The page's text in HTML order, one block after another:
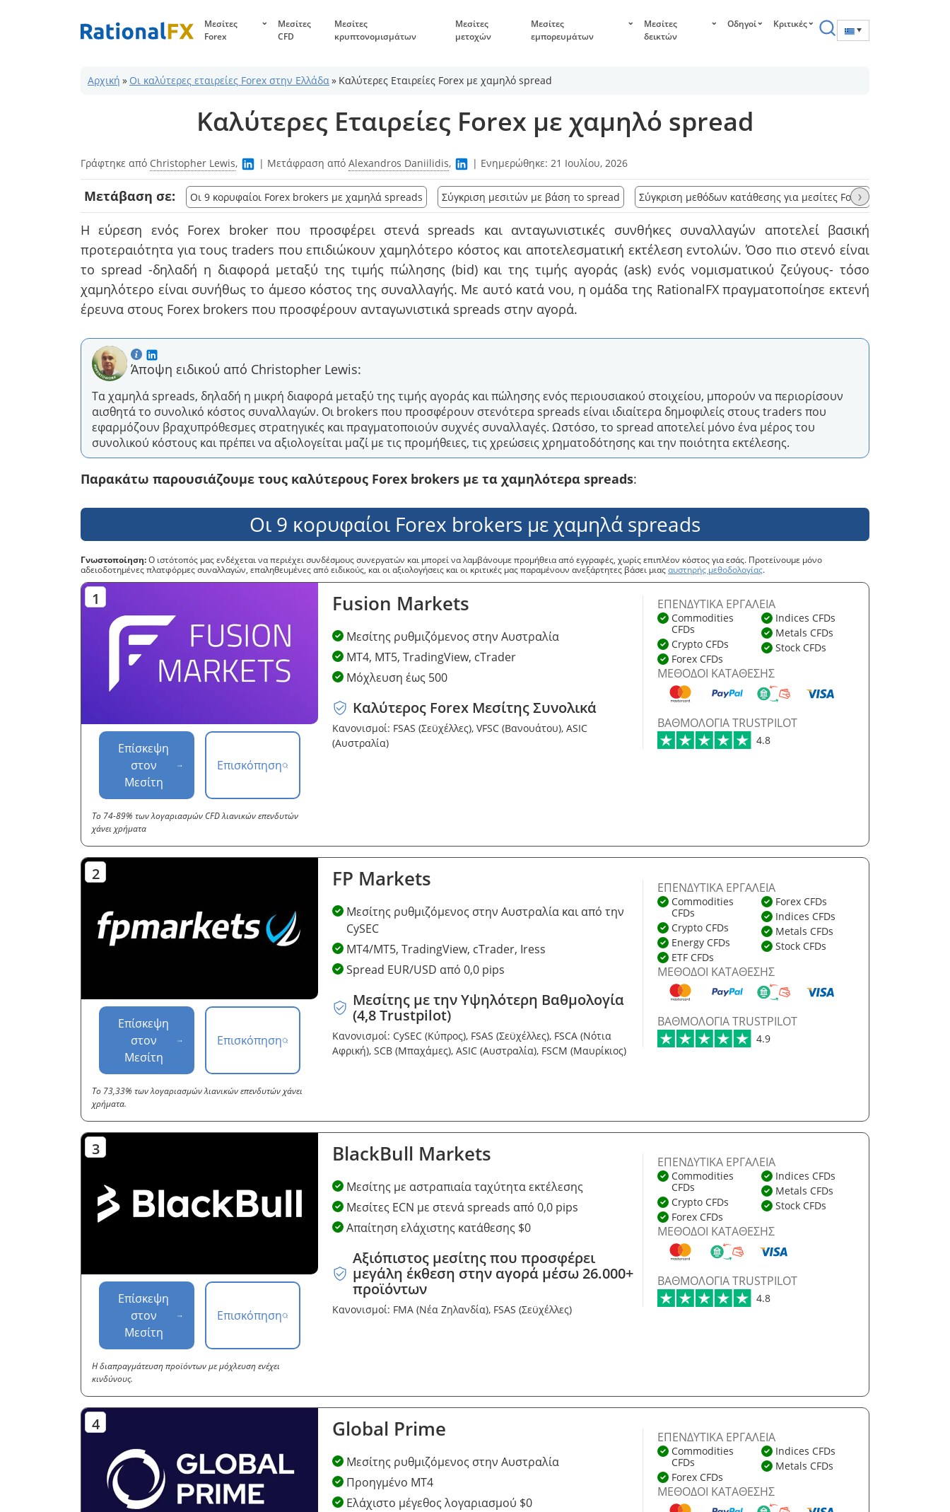
Μεσίτες
Forex
Μεσίτες
CFD
Μεσίτες
κρυπτονομισμάτων
Μεσίτες
μετοχών
Μεσίτες
εμπορευμάτων
Μεσίτες
δεικτών
Οδηγοί Κριτικές
Αρχική » Οι καλύτερες εταιρείες Forex στην Ελλάδα» Καλύτερες Εταιρείες Forex με χαμηλό spread
Καλύτερες Εταιρείες Forex με χαμηλό spread
Γράφτηκε από Christopher Lewis, | Μετάφραση από Alexandros Daniilidis, | Ενημερώθηκε: 21 Ιουλίου, 2026
Μετάβαση σε: Οι 9 κορυφαίοι Forex brokers με χαμηλά spreads Σύγκριση μεσιτών με βάση το spread Σύγκριση μεθόδων κατάθεσης για μεσίτες Forex
›
Η εύρεση ενός Forex broker που προσφέρει στενά spreads και ανταγωνιστικές συνθήκες συναλλαγών αποτελεί βασική
προτεραιότητα για τους traders που επιδιώκουν χαμηλότερο κόστος και αποτελεσματική εκτέλεση εντολών. Όσο πιο στενό είναι
το spread -δηλαδή η διαφορά μεταξύ της τιμής πώλησης (bid) και της τιμής αγοράς (ask) ενός νομισματικού ζεύγους- τόσο
χαμηλότερο είναι συνήθως το άμεσο κόστος της συναλλαγής. Με αυτό κατά νου, η ομάδα της RationalFX πραγματοποίησε εκτενή
έρευνα στους Forex brokers που προσφέρουν ανταγωνιστικά spreads στην αγορά.
Άποψη ειδικού από Christopher Lewis:
Τα χαμηλά spreads, δηλαδή η μικρή διαφορά μεταξύ της τιμής αγοράς και πώλησης ενός περιουσιακού στοιχείου, μπορούν να περιορίσουν
αισθητά το συνολικό κόστος συναλλαγών. Οι brokers που προσφέρουν στενότερα spreads είναι ιδιαίτερα δημοφιλείς στους traders που
εφαρμόζουν βραχυπρόθεσμες στρατηγικές και πραγματοποιούν συχνές συναλλαγές. Ωστόσο, το spread αποτελεί μόνο ένα μέρος του
συνολικού κόστους και πρέπει να αξιολογείται μαζί με τις προμήθειες, τις χρεώσεις χρηματοδότησης και την ποιότητα εκτέλεσης.
Παρακάτω παρουσιάζουμε τους καλύτερους Forex brokers με τα χαμηλότερα spreads:
Οι 9 κορυφαίοι Forex brokers με χαμηλά spreads
Γνωστοποίηση:Ο ιστότοπός μας ενδέχεται να περιέχει συνδέσμους συνεργατών και μπορεί να λαμβάνουμε προμήθεια από εγγραφές, χωρίς επιπλέον κόστος για εσάς. Προτείνουμε μόνο
αδειοδοτημένες πλατφόρμες συναλλαγών, επαληθευμένες από ειδικούς, και οι αξιολογήσεις και οι κριτικές μας παραμένουν ανεξάρτητες βάσει μιαςαυστηρής μεθοδολογίας.
Επίσκεψη
στον
Μεσίτη
Επισκόπηση
Το 74-89% των λογαριασμών CFD λιανικών επενδυτών
χάνει χρήματα
Fusion Markets
Μεσίτης ρυθμιζόμενος στην Αυστραλία
MT4, MT5, TradingView, cTrader
Μόχλευση έως 500
Καλύτερος Forex Μεσίτης Συνολικά
Κανονισμοί: FSAS (Σεϋχέλλες), VFSC (Βανουάτου), ASIC
(Αυστραλία)
ΕΠΕΝΔΥΤΙΚΆ ΕΡΓΑΛΕΊΑ
Commodities
CFDs
Crypto CFDs
Forex CFDs
Indices CFDs
Metals CFDs
Stock CFDs
ΜΈΘΟΔΟΙ ΚΑΤΆΘΕΣΗΣ
ΒΑΘΜΟΛΟΓΊΑ TRUSTPILOT
4.8
Επίσκεψη
στον
Μεσίτη
Επισκόπηση
Το 73,33% των λογαριασμών λιανικών επενδυτών χάνει
χρήματα.
FP Markets
Μεσίτης ρυθμιζόμενος στην Αυστραλία και από την
CySEC
MT4/MT5, TradingView, cTrader, Iress
Spread EUR/USD από 0,0 pips
Μεσίτης με την Υψηλότερη Βαθμολογία
(4,8 Trustpilot)
Κανονισμοί: CySEC (Κύπρος), FSAS (Σεϋχέλλες), FSCA (Νότια
Αφρική), SCB (Μπαχάμες), ASIC (Αυστραλία), FSCM (Μαυρίκιος)
ΕΠΕΝΔΥΤΙΚΆ ΕΡΓΑΛΕΊΑ
Commodities
CFDs
Crypto CFDs
Energy CFDs
ETF CFDs
Forex CFDs
Indices CFDs
Metals CFDs
Stock CFDs
ΜΈΘΟΔΟΙ ΚΑΤΆΘΕΣΗΣ
ΒΑΘΜΟΛΟΓΊΑ TRUSTPILOT
4.9
Επίσκεψη
στον
Μεσίτη
Επισκόπηση
Η διαπραγμάτευση προϊόντων με μόχλευση ενέχει
κινδύνους.
BlackBull Markets
Μεσίτης με αστραπιαία ταχύτητα εκτέλεσης
Μεσίτες ECN με στενά spreads από 0,0 pips
Απαίτηση ελάχιστης κατάθεσης $0
Αξιόπιστος μεσίτης που προσφέρει
μεγάλη έκθεση στην αγορά μέσω 26.000+
προϊόντων
Κανονισμοί: FMA (Νέα Ζηλανδία), FSAS (Σεϋχέλλες)
ΕΠΕΝΔΥΤΙΚΆ ΕΡΓΑΛΕΊΑ
Commodities
CFDs
Crypto CFDs
Forex CFDs
Indices CFDs
Metals CFDs
Stock CFDs
ΜΈΘΟΔΟΙ ΚΑΤΆΘΕΣΗΣ
ΒΑΘΜΟΛΟΓΊΑ TRUSTPILOT
4.8
Global Prime
Μεσίτης ρυθμιζόμενος στην Αυστραλία
Προηγμένο MT4
Ελάχιστο μέγεθος λογαριασμού $0
ΕΠΕΝΔΥΤΙΚΆ ΕΡΓΑΛΕΊΑ
Commodities
CFDs
Forex CFDs
Indices CFDs
Metals CFDs
ΜΈΘΟΔΟΙ ΚΑΤΆΘΕΣΗΣ